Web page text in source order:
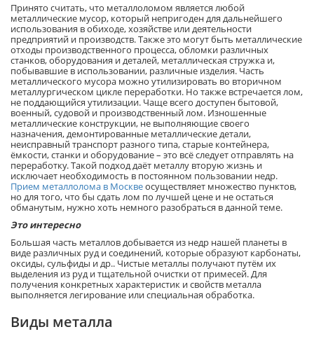
Принято считать, что металлоломом является любой
металлические мусор, который непригоден для дальнейшего
использования в обиходе, хозяйстве или деятельности
предприятий и производств. Также это могут быть металлические
отходы производственного процесса, обломки различных
станков, оборудования и деталей, металлическая стружка и,
побывавшие в использовании, различные изделия. Часть
металлического мусора можно утилизировать во вторичном
металлургическом цикле переработки. Но также встречается лом,
не поддающийся утилизации. Чаще всего доступен бытовой,
военный, судовой и производственный лом. Изношенные
металлические конструкции, не выполняющие своего
назначения, демонтированные металлические детали,
неисправный транспорт разного типа, старые контейнера,
ёмкости, станки и оборудование – это всё следует отправлять на
переработку. Такой подход даёт металлу вторую жизнь и
исключает необходимость в постоянном пользовании недр.
Прием металлолома в Москвеосуществляет множество пунктов,
но для того, что бы сдать лом по лучшей цене и не остаться
обманутым, нужно хоть немного разобраться в данной теме.
Это интересно
Большая часть металлов добывается из недр нашей планеты в
виде различных руд и соединений, которые образуют карбонаты,
оксиды, сульфиды и др.. Чистые металлы получают путём их
выделения из руд и тщательной очистки от примесей. Для
получения конкретных характеристик и свойств металла
выполняется легирование или специальная обработка.
Виды металла